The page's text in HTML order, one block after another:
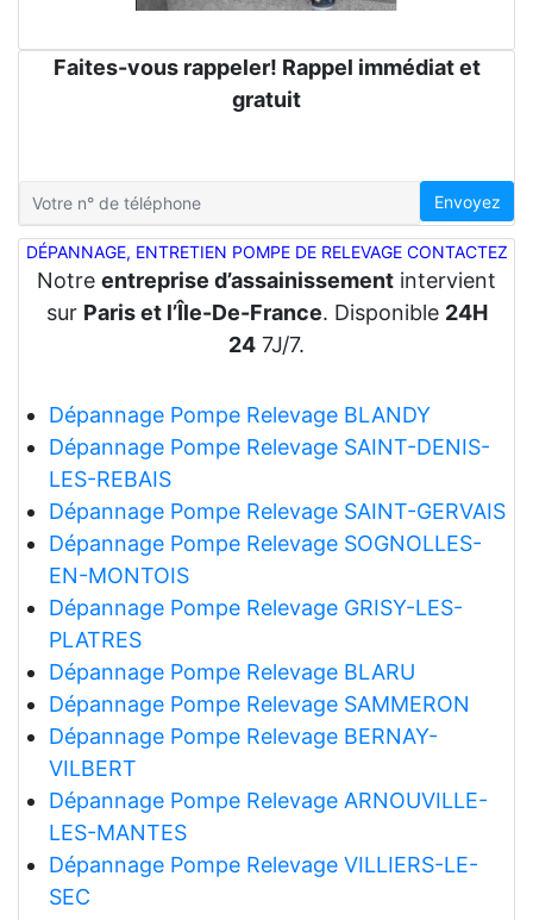
Faites-vous rappeler! Rappel immédiat et
gratuit
Envoyez
DÉPANNAGE, ENTRETIEN POMPE DE RELEVAGE CONTACTEZ
Notre entreprise d’assainissement intervient
sur Paris et l’Île-De-France. Disponible 24H
24 7J/7.
Dépannage Pompe Relevage BLANDY
Dépannage Pompe Relevage SAINT-DENIS-
LES-REBAIS
Dépannage Pompe Relevage SAINT-GERVAIS
Dépannage Pompe Relevage SOGNOLLES-
EN-MONTOIS
Dépannage Pompe Relevage GRISY-LES-
PLATRES
Dépannage Pompe Relevage BLARU
Dépannage Pompe Relevage SAMMERON
Dépannage Pompe Relevage BERNAY-
VILBERT
Dépannage Pompe Relevage ARNOUVILLE-
LES-MANTES
Dépannage Pompe Relevage VILLIERS-LE-
SEC